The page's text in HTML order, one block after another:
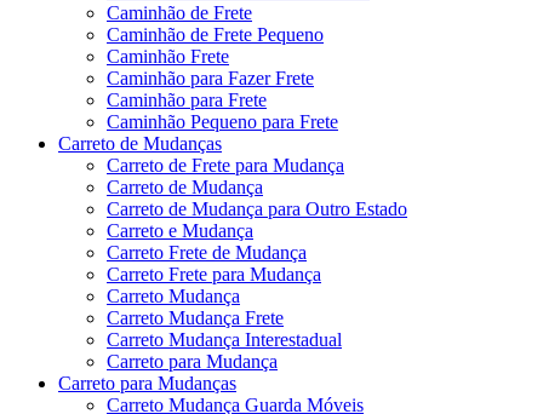
Caminhão de Frete
Caminhão de Frete Pequeno
Caminhão Frete
Caminhão para Fazer Frete
Caminhão para Frete
Caminhão Pequeno para Frete
Carreto de Mudanças
Carreto de Frete para Mudança
Carreto de Mudança
Carreto de Mudança para Outro Estado
Carreto e Mudança
Carreto Frete de Mudança
Carreto Frete para Mudança
Carreto Mudança
Carreto Mudança Frete
Carreto Mudança Interestadual
Carreto para Mudança
Carreto para Mudanças
Carreto Mudança Guarda Móveis